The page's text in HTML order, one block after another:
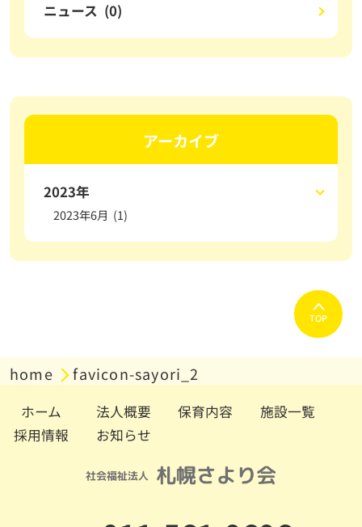
ニュース (0)
アーカイブ
2023年
2023年6月 (1)
TOP
home favicon-sayori_2
ホーム 法人概要 保育内容
施設一覧
採用情報
お知らせ